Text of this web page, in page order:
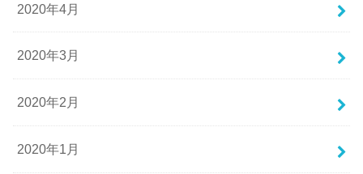
2020年4月
2020年3月
2020年2月
2020年1月